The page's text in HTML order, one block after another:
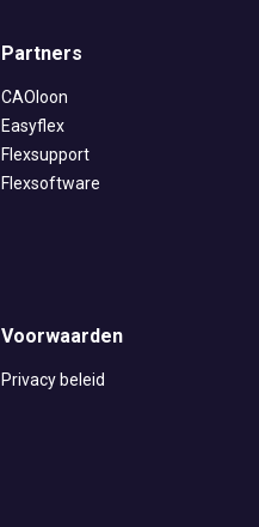
Partners
CAOloon
Easyflex
Flexsupport
Flexsoftware
Voorwaarden
Privacy beleid